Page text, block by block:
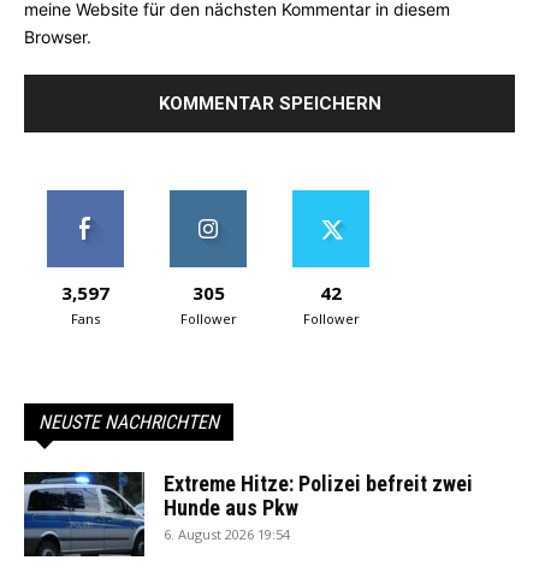
meine Website für den nächsten Kommentar in diesem
Browser.
3,597
Fans
305
Follower
42
Follower
NEUSTE NACHRICHTEN
Extreme Hitze: Polizei befreit zwei
Hunde aus Pkw
6. August 2026 19:54